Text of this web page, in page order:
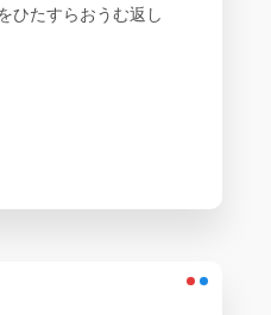
ひたすらおうむ返し